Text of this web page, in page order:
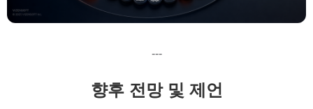
---
향후 전망 및 제언